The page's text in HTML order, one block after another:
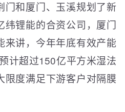
门和厦门、玉溪规划了新
纬锂能的合资公司，厦门
来讲，今年年底有效产能
计超过150亿平方米湿法
限度满足下游客户对隔膜